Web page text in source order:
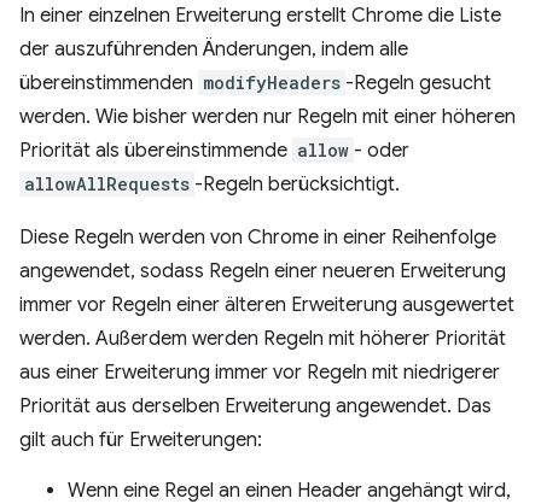
In einer einzelnen Erweiterung erstellt Chrome die Liste
der auszuführenden Änderungen, indem alle
übereinstimmenden modifyHeaders -Regeln gesucht
werden. Wie bisher werden nur Regeln mit einer höheren
Priorität als übereinstimmende allow - oder
allowAllRequests -Regeln berücksichtigt.
Diese Regeln werden von Chrome in einer Reihenfolge
angewendet, sodass Regeln einer neueren Erweiterung
immer vor Regeln einer älteren Erweiterung ausgewertet
werden. Außerdem werden Regeln mit höherer Priorität
aus einer Erweiterung immer vor Regeln mit niedrigerer
Priorität aus derselben Erweiterung angewendet. Das
gilt auch für Erweiterungen:
Wenn eine Regel an einen Header angehängt wird,